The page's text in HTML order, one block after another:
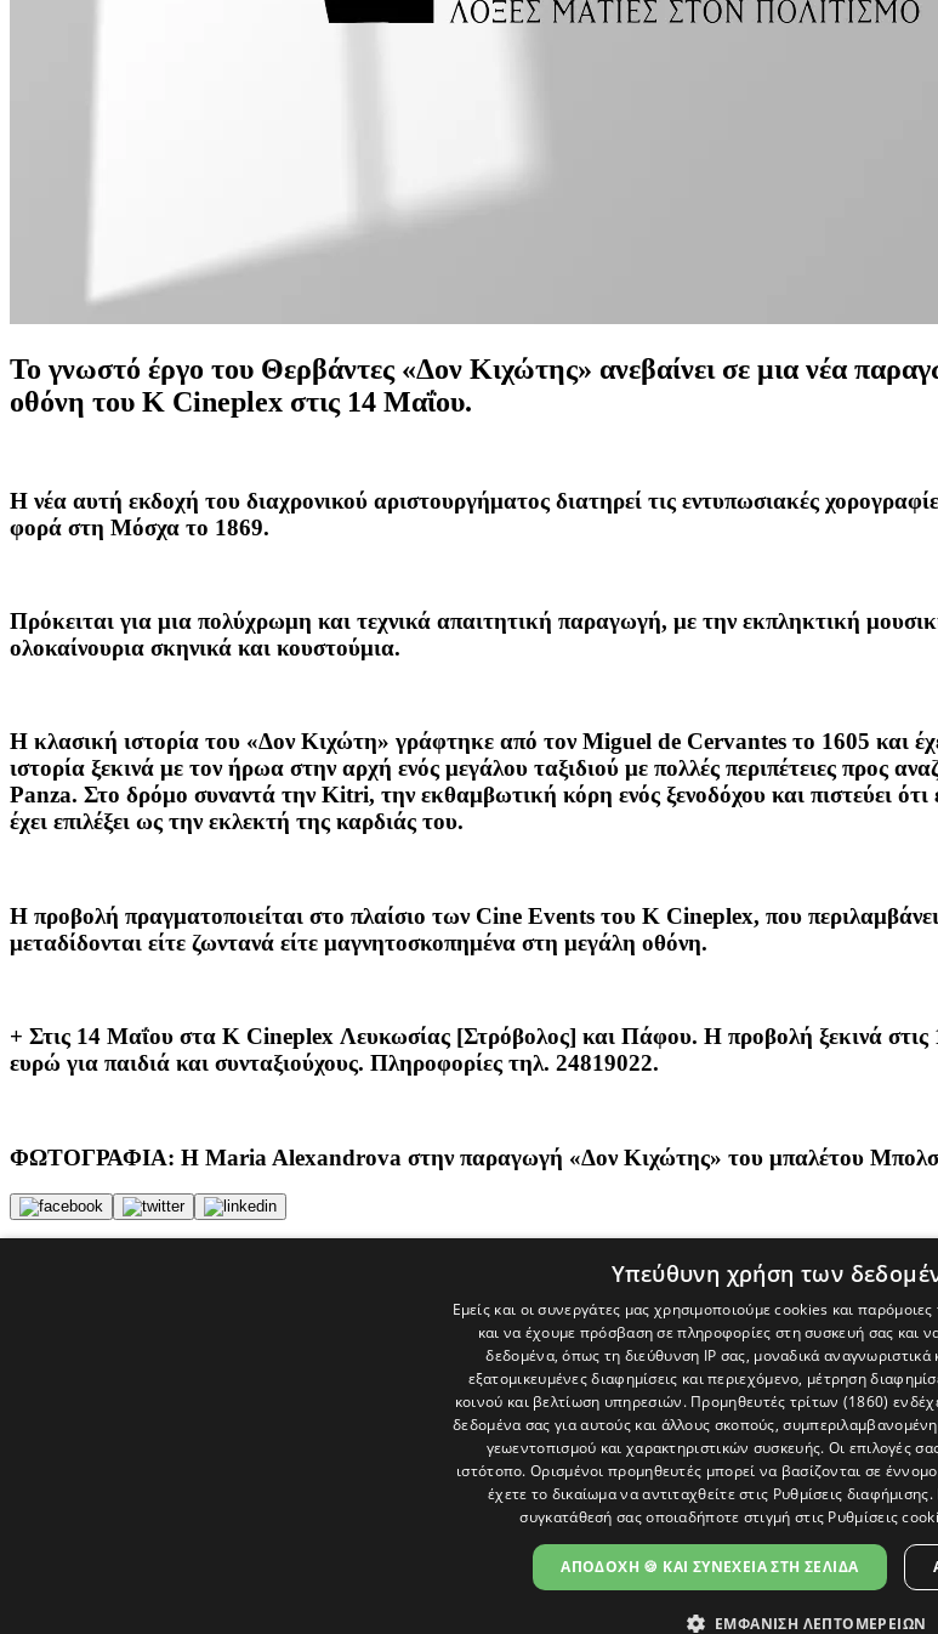
Το γνωστό έργο του Θερβάντες «Δον Κιχώτης» ανεβαίνει σε μια νέα
οθόνη του K Cineplex στις 14 Μαΐου.
Η νέα αυτή εκδοχή του διαχρονικού αριστουργήματος διατηρεί τις εντυπωσιακές
φορά στη Μόσχα το 1869.
Πρόκειται για μια πολύχρωμη και τεχνικά απαιτητική παραγωγή, με την εκπληκτική
ολοκαίνουρια σκηνικά και κουστούμια.
Η κλασική ιστορία του «Δον Κιχώτη» γράφτηκε από τον Miguel de Cervantes το 1605 και
ιστορία ξεκινά με τον ήρωα στην αρχή ενός μεγάλου ταξιδιού με πολλές περιπέτειες προς
Panza. Στο δρόμο συναντά την Kitri, την εκθαμβωτική κόρη ενός ξενοδόχου και πιστεύει
έχει επιλέξει ως την εκλεκτή της καρδιάς του.
Η προβολή πραγματοποιείται στο πλαίσιο των Cine Events του K Cineplex, που
μεταδίδονται είτε ζωντανά είτε μαγνητοσκοπημένα στη μεγάλη οθόνη.
+ Στις 14 Μαΐου στα K Cineplex Λευκωσίας [Στρόβολος] και Πάφου. Η προβολή ξεκινά στις
ευρώ για παιδιά και συνταξιούχους. Πληροφορίες τηλ. 24819022.
ΦΩΤΟΓΡΑΦΙΑ: Η Maria Alexandrova στην παραγωγή «Δον Κιχώτης» του μπαλέτου
Το «Παράθυρο» είναι το πολιτιστικό ένθετο της εφημερίδας Πολίτης [Κύπρος] και του διαδικτυακού πόρταλ
και στατικές, κριτικές προσεγγίσεις, λοξές ματιές. Βλέπουμε το δέντρο, δεν χάνουμε το δάσος.
Υπεύθυνη χρήση των
Εμείς και οι συνεργάτες μας χρησιμοποιούμε cookies και
και να έχουμε πρόσβαση σε πληροφορίες στη συσκευή σας και
δεδομένα, όπως τη διεύθυνση IP σας, μοναδικά αναγνωριστικά
εξατομικευμένες διαφημίσεις και περιεχόμενο, μέτρηση
κοινού και βελτίωση υπηρεσιών. Προμηθευτές τρίτων (1860)
δεδομένα σας για αυτούς και άλλους σκοπούς,
γεωεντοπισμού και χαρακτηριστικών συσκευής. Οι επιλογές
ιστότοπο. Ορισμένοι προμηθευτές μπορεί να βασίζονται σε
έχετε το δικαίωμα να αντιταχθείτε στις Ρυθμίσεις διαφήμισης.
συγκατάθεσή σας οποιαδήποτε στιγμή στις Ρυθμίσεις
ΑΠΟΔΟΧΗ 🍪 ΚΑΙ ΣΥΝΕΧΕΙΑ ΣΤΗ ΣΕΛΙΔΑ
ΕΜΦΑΝΙΣΗ ΛΕΠΤΟΜΕΡΕΙΩΝ